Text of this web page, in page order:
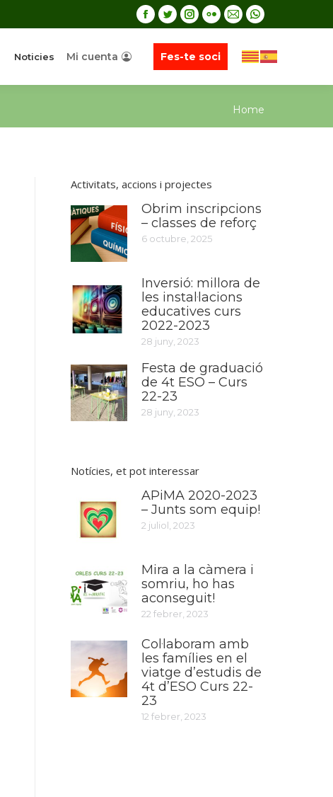
Noticies Mi cuenta Fes-te soci
You are
Home
Activitats, accions i projectes
Obrim inscripcions
– classes de reforç
6 octubre, 2025
Inversió: millora de
les instal·lacions
educatives curs
2022-2023
28 juny, 2023
Festa de graduació
de 4t ESO – Curs
22-23
28 juny, 2023
Notícies, et pot interessar
APiMA 2020-2023
– Junts som equip!
2 juliol, 2023
Mira a la càmera i
somriu, ho has
aconseguit!
22 febrer, 2023
Col·laboram amb
les famílies en el
viatge d’estudis de
4t d’ESO Curs 22-
23
12 febrer, 2023